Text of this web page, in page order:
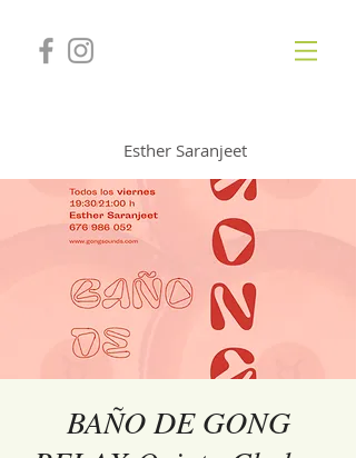
Esther Saranjeet
BAÑO DE GONG